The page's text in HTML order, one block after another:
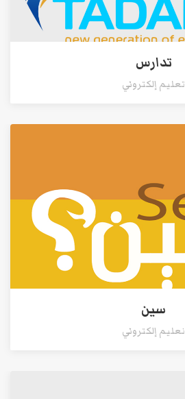
تدارس
تعليم إلكتروني
سين
نعليم إلكتروني